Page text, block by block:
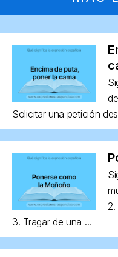
Solicitar una petición
3. Tragar de una ...